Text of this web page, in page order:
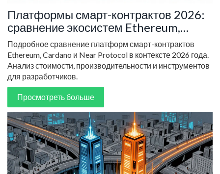
Платформы смарт-контрактов 2026:
сравнение экосистем Ethereum,
Cardano и Near
Подробное сравнение платформ смарт-контрактов
Ethereum, Cardano и Near Protocol в контексте 2026 года.
Анализ стоимости, производительности и инструментов
для разработчиков.
Просмотреть больше